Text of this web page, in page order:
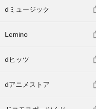
dミュージック
Lemino
dヒッツ
dアニメストア